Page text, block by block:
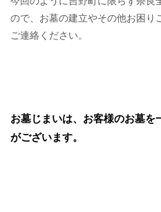
ので、お墓の建立やその他お困り
ご連絡ください。
お墓じまいは、お客様のお墓を
がございます。